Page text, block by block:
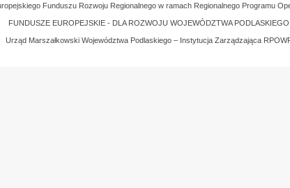
Funduszu Rozwoju Regionalnego w ramach Regionalnego Programu
FUNDUSZE EUROPEJSKIE - DLA ROZWOJU WOJEWÓDZTWA PODLASKIEGO
Urząd Marszałkowski Województwa Podlaskiego – Instytucja Zarządzająca